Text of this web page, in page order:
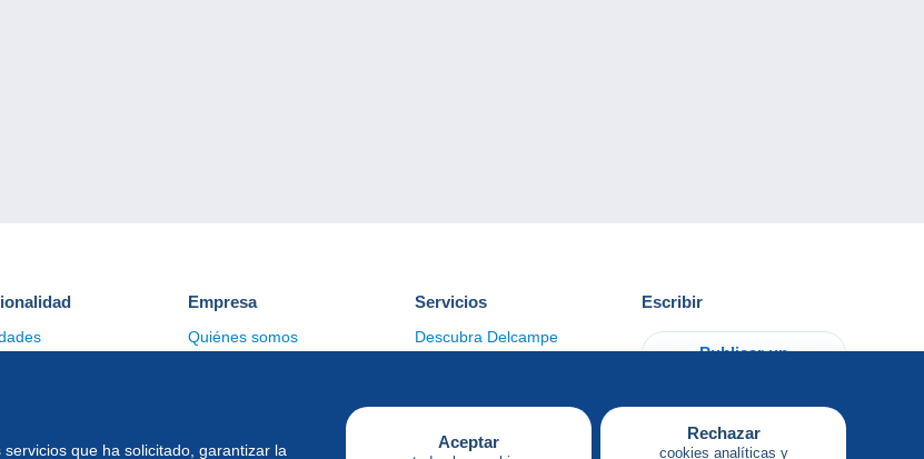
que ha solicitado, garantizar la Aceptar Rechazar
cookies analíticas y
Empresa
Quiénes somos
Servicios
Descubra Delcampe
Escribir
Publicar un